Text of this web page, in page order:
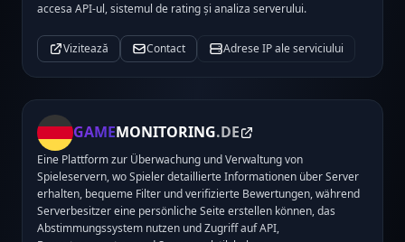
accesa API-ul, sistemul de rating și analiza serverului.
Vizitează Contact Adrese IP ale serviciului
GAMEMONITORING.DE
Eine Plattform zur Überwachung und Verwaltung von
Spieleservern, wo Spieler detaillierte Informationen über Server
erhalten, bequeme Filter und verifizierte Bewertungen, während
Serverbesitzer eine persönliche Seite erstellen können, das
Abstimmungssystem nutzen und Zugriff auf API,